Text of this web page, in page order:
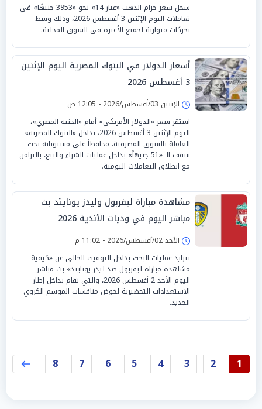
سجل سعر جرام الذهب «عيار 14» نحو «3953 جنيهًا» في
تعاملات اليوم الإثنين 3 أغسطس 2026، وذلك وسط
تحركات متوازنة لجميع الأعيرة في السوق المحلية.
أسعار الدولار في البنوك المصرية اليوم الإثنين
3 أغسطس 2026
الإثنين 03/أغسطس/2026 - 12:05 ص
استقر سعر «الدولار الأمريكي» أمام «الجنيه المصري»،
اليوم الإثنين 3 أغسطس 2026، بداخل «البنوك المصرية»
العاملة بالسوق المصرفية، محافظاً على مستوياته تحت
سقف الـ «51 جنيهاً» بداخل عمليات الشراء والبيع، بالتزامن
مع انطلاق التعاملات اليومية.
مشاهدة مباراة ليفربول وليدز يونايتد بث
مباشر اليوم في وديات الأندية 2026
الأحد 02/أغسطس/2026 - 11:02 م
تتزايد عمليات البحث بداخل التوقيت الحالي عن «كيفية
مشاهدة مباراة ليفربول ضد ليدز يونايتد» بث مباشر
اليوم الأحد 2 أغسطس 2026، والتي تقام بداخل إطار
الاستعدادات التحضيرية لخوض منافسات الموسم الكروي
الجديد.
1
2
3
4
5
6
7
8